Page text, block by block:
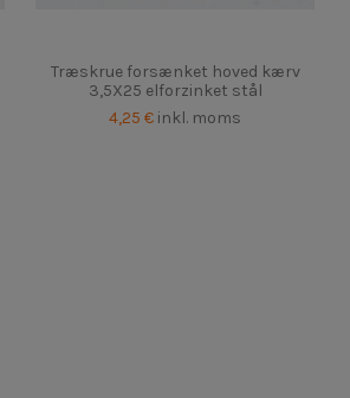
Træskrue forsænket hoved kærv
3,5X25 elforzinket stål
4,25 € inkl. moms